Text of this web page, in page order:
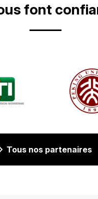
font
Tous nos partenaires